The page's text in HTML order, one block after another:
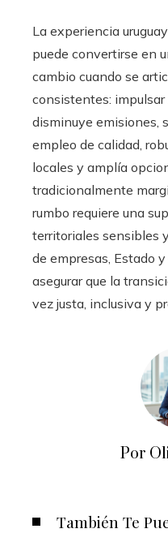
La experiencia
puede convertirse en
cambio cuando se
consistentes:
disminuye emisiones,
empleo de calidad,
locales y amplía
tradicionalmente
rumbo requiere una
territoriales sensibles
de empresas, Estado
asegurar que la
vez justa, inclusiva y
Por
También Te